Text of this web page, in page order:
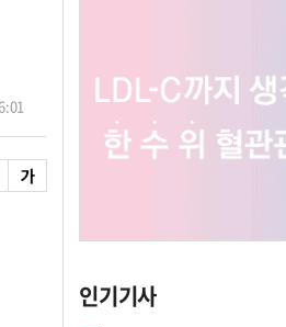
인기기사